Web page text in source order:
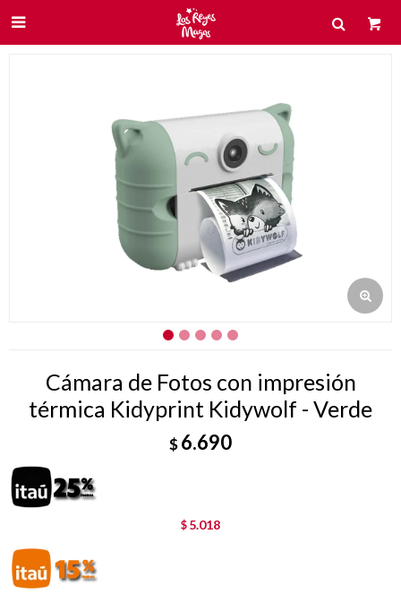

Cámara de Fotos con impresión
térmica Kidyprint Kidywolf - Verde
$6.690
$ 5.018